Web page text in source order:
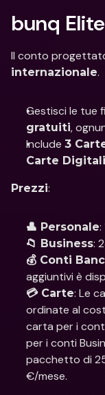
bunq Elite
Il conto
internazionale.
Gestisci le tue
gratuiti,
Include 3
Carte
Prezzi:
👤 Personale:
📁 Business:
💰 Conti
aggiuntivi è
💳 Carte: Le
ordinate al
carta per i
per i conti
pacchetto di
€/mese.